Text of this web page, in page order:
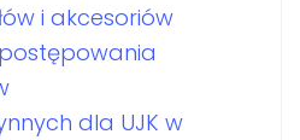
i akcesoriów
dla UJK w